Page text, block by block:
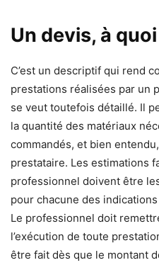
Un devis, à
C’est un descriptif qui rend
prestations réalisées par un
se veut toutefois détaillé. Il
la quantité des matériaux
commandés, et bien
prestataire. Les estimations
professionnel doivent être
pour chacune des
Le professionnel doit
l’exécution de toute
être fait dès que le montant